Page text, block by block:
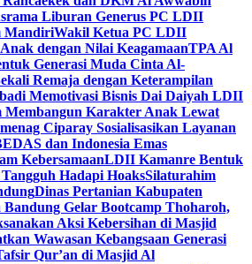
Liburan Generus PC LDII
MandiriWakil Ketua PC LDII
dengan Nilai KeagamaanTPA Al
Generasi Muda Cinta Al-
Remaja dengan Keterampilan
Memotivasi Bisnis Dai Daiyah LDII
Karakter Anak Lewat
Ciparay Sosialisasikan Layanan
dan Indonesia Emas
KebersamaanLDII Kamanre Bentuk
Hadapi HoaksSilaturahim
Dinas Pertanian Kabupaten
Gelar Bootcamp Thoharoh,
Aksi Kebersihan di Masjid
Wawasan Kebangsaan Generasi
Qur’an di Masjid Al